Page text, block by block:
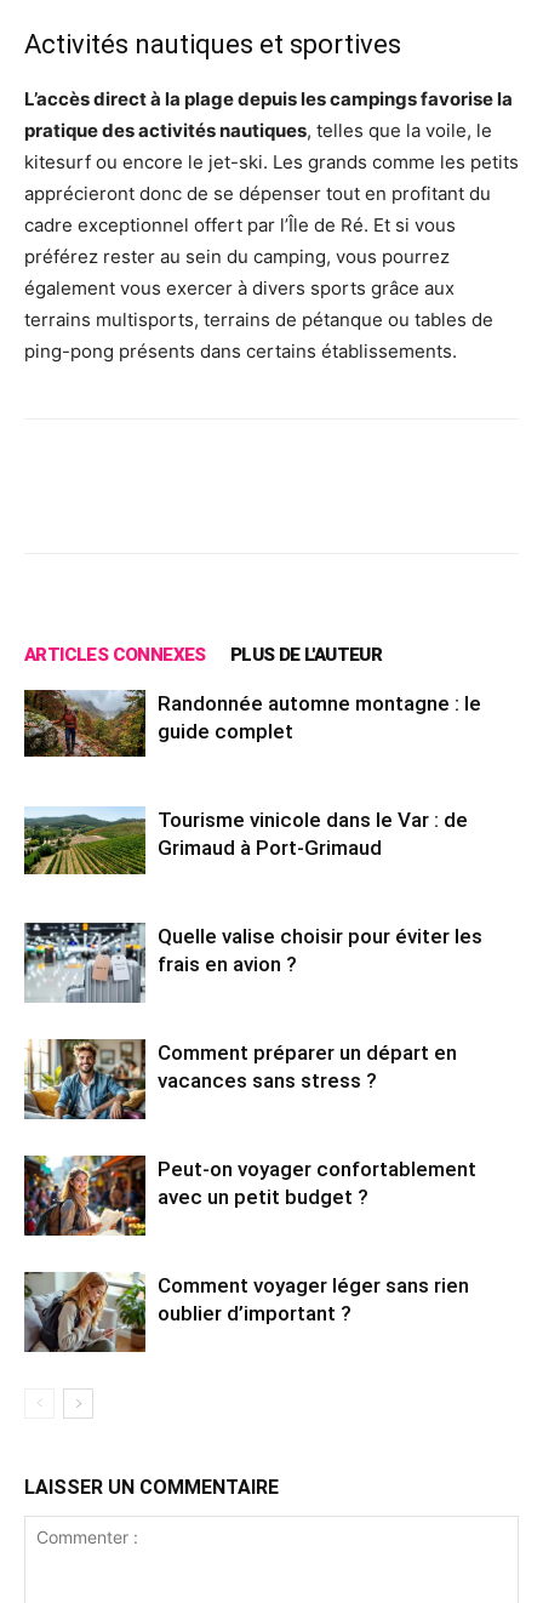
Activités nautiques et sportives
L’accès direct à la plage depuis les campings favorise la
pratique des activités nautiques, telles que la voile, le
kitesurf ou encore le jet-ski. Les grands comme les petits
apprécieront donc de se dépenser tout en profitant du
cadre exceptionnel offert par l’Île de Ré. Et si vous
préférez rester au sein du camping, vous pourrez
également vous exercer à divers sports grâce aux
terrains multisports, terrains de pétanque ou tables de
ping-pong présents dans certains établissements.
ARTICLES CONNEXES PLUS DE L'AUTEUR
Randonnée automne montagne : le
guide complet
Tourisme vinicole dans le Var : de
Grimaud à Port-Grimaud
Quelle valise choisir pour éviter les
frais en avion ?
Comment préparer un départ en
vacances sans stress ?
Peut-on voyager confortablement
avec un petit budget ?
Comment voyager léger sans rien
oublier d’important ?
LAISSER UN COMMENTAIRE